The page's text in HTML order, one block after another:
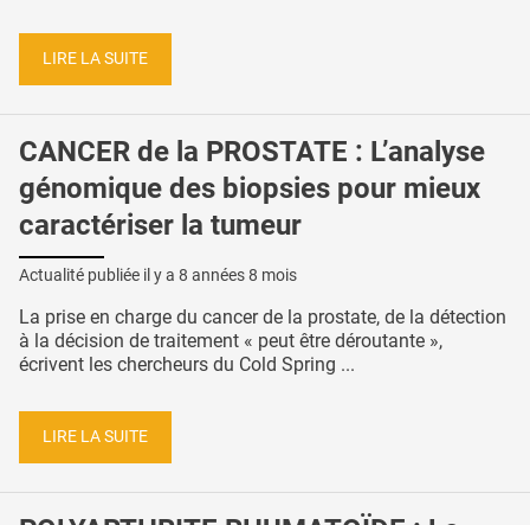
LIRE LA SUITE
CANCER de la PROSTATE : L’analyse
génomique des biopsies pour mieux
caractériser la tumeur
Actualité publiée il y a 8 années 8 mois
La prise en charge du cancer de la prostate, de la détection
à la décision de traitement « peut être déroutante »,
écrivent les chercheurs du Cold Spring ...
LIRE LA SUITE